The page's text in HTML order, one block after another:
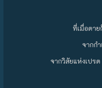
ที่เมื่อตา
จากก
จากวิสัยแห่งเป